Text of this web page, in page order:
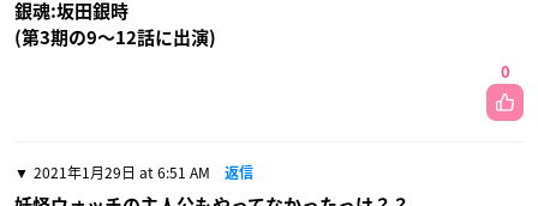
銀魂:坂田銀時
(第3期の9〜12話に出演)
0
2021年1月29日 at 6:51 AM 返信